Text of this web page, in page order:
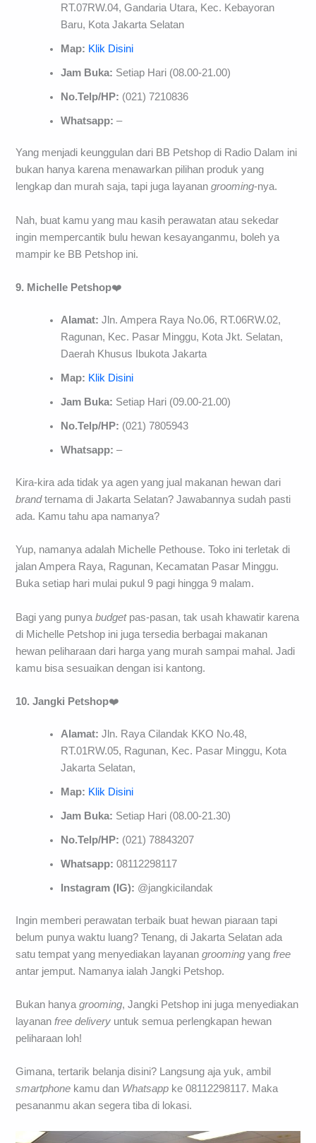
RT.07RW.04, Gandaria Utara, Kec. Kebayoran
Baru, Kota Jakarta Selatan
Map: Klik Disini
Jam Buka: Setiap Hari (08.00-21.00)
No.Telp/HP: (021) 7210836
Whatsapp:–
Yang menjadi keunggulan dari BB Petshop di Radio Dalam ini
bukan hanya karena menawarkan pilihan produk yang
lengkap dan murah saja, tapi juga layanangrooming-nya.
Nah, buat kamu yang mau kasih perawatan atau sekedar
ingin mempercantik bulu hewan kesayanganmu, boleh ya
mampir ke BB Petshop ini.
9. Michelle Petshop❤️
Alamat: Jln. Ampera Raya No.06, RT.06RW.02,
Ragunan, Kec. Pasar Minggu, Kota Jkt. Selatan,
Daerah Khusus Ibukota Jakarta
Map: Klik Disini
Jam Buka: Setiap Hari (09.00-21.00)
No.Telp/HP: (021) 7805943
Whatsapp:–
Kira-kira ada tidak ya agen yang jual makanan hewan dari
brandternama di Jakarta Selatan? Jawabannya sudah pasti
ada. Kamu tahu apa namanya?
Yup, namanya adalah Michelle Pethouse. Toko ini terletak di
jalan Ampera Raya, Ragunan, Kecamatan Pasar Minggu.
Buka setiap hari mulai pukul 9 pagi hingga 9 malam.
Bagi yang punyabudgetpas-pasan, tak usah khawatir karena
di Michelle Petshop ini juga tersedia berbagai makanan
hewan peliharaan dari harga yang murah sampai mahal. Jadi
kamu bisa sesuaikan dengan isi kantong.
10. Jangki Petshop❤️
Alamat: Jln. Raya Cilandak KKO No.48,
RT.01RW.05, Ragunan, Kec. Pasar Minggu, Kota
Jakarta Selatan,
Map: Klik Disini
Jam Buka: Setiap Hari (08.00-21.30)
No.Telp/HP: (021) 78843207
Whatsapp:08112298117
Instagram (IG): @jangkicilandak
Ingin memberi perawatan terbaik buat hewan piaraan tapi
belum punya waktu luang? Tenang, di Jakarta Selatan ada
satu tempat yang menyediakan layanangrooming yangfree
antar jemput. Namanya ialah Jangki Petshop.
Bukan hanyagrooming, Jangki Petshop ini juga menyediakan
layananfree delivery untuk semua perlengkapan hewan
peliharaan loh!
Gimana, tertarik belanja disini? Langsung aja yuk, ambil
smartphone kamu dan Whatsapp ke 08112298117. Maka
pesananmu akan segera tiba di lokasi.